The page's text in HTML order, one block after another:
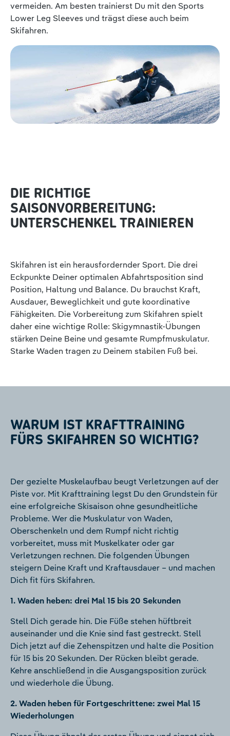
vermeiden. Am besten trainierst Du mit den Sports
Lower Leg Sleeves und trägst diese auch beim
Skifahren.
DIE RICHTIGE
SAISONVORBEREITUNG:
UNTERSCHENKEL TRAINIEREN
Skifahren ist ein herausfordernder Sport. Die drei
Eckpunkte Deiner optimalen Abfahrtsposition sind
Position, Haltung und Balance. Du brauchst Kraft,
Ausdauer, Beweglichkeit und gute koordinative
Fähigkeiten. Die Vorbereitung zum Skifahren spielt
daher eine wichtige Rolle: Skigymnastik-Übungen
stärken Deine Beine und gesamte Rumpfmuskulatur.
Starke Waden tragen zu Deinem stabilen Fuß bei.
WARUM IST KRAFTTRAINING
FÜRS SKIFAHREN SO WICHTIG?
Der gezielte Muskelaufbau beugt Verletzungen auf der
Piste vor. Mit Krafttraining legst Du den Grundstein für
eine erfolgreiche Skisaison ohne gesundheitliche
Probleme. Wer die Muskulatur von Waden,
Oberschenkeln und dem Rumpf nicht richtig
vorbereitet, muss mit Muskelkater oder gar
Verletzungen rechnen. Die folgenden Übungen
steigern Deine Kraft und Kraftausdauer – und machen
Dich fit fürs Skifahren.
1. Waden heben: drei Mal 15 bis 20 Sekunden
Stell Dich gerade hin. Die Füße stehen hüftbreit
auseinander und die Knie sind fast gestreckt. Stell
Dich jetzt auf die Zehenspitzen und halte die Position
für 15 bis 20 Sekunden. Der Rücken bleibt gerade.
Kehre anschließend in die Ausgangsposition zurück
und wiederhole die Übung.
2. Waden heben für Fortgeschrittene: zwei Mal 15
Wiederholungen